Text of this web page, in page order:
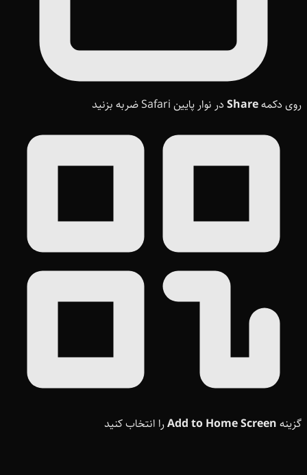
روی دکمهShare در نوار پایین Safari ضربه بزنید
گزینه Add to Home Screenرا انتخاب کنید